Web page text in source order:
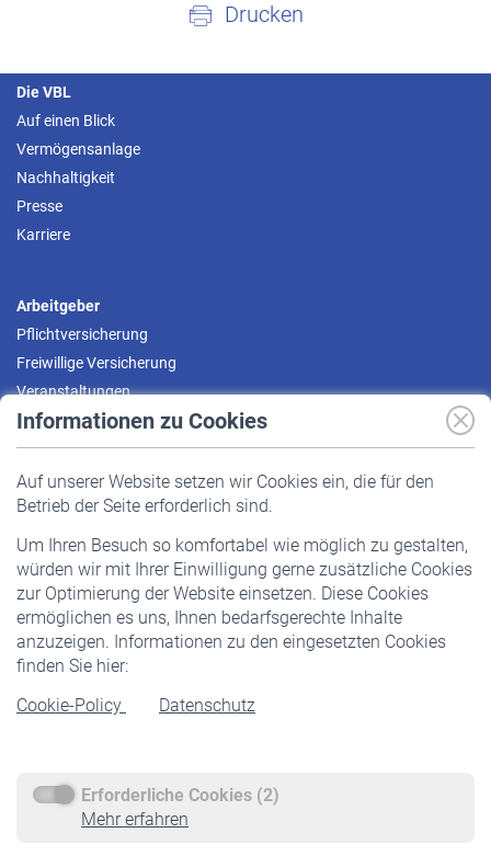
Informationen zu Cookies
Auf unserer Website setzen wir Cookies ein, die für den
Betrieb der Seite erforderlich sind.
Um Ihren Besuch so komfortabel wie möglich zu gestalten,
würden wir mit Ihrer Einwilligung gerne zusätzliche Cookies
zur Optimierung der Website einsetzen. Diese Cookies
ermöglichen es uns, Ihnen bedarfsgerechte Inhalte
anzuzeigen. Informationen zu den eingesetzten Cookies
finden Sie hier:
Cookie-Policy
Datenschutz
Erforderliche Cookies (2)
Mehr erfahren
Drucken
Die VBL
Auf einen Blick
Vermögensanlage
Nachhaltigkeit
Presse
Karriere
Arbeitgeber
Pflichtversicherung
Freiwillige Versicherung
Veranstaltungen
Pflichtversicherung
Staatliche Förderung
Veranstaltungen
Rentner
Rentenbeginn
Rente beantragen
Service
Informationen